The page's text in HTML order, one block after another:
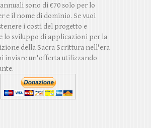
sono di €70 solo per lo
e il nome di dominio. Se vuoi
i costi del progetto e
lo sviluppo di applicazioni per la
della Sacra Scrittura nell'era
inviare un'offerta utilizzando